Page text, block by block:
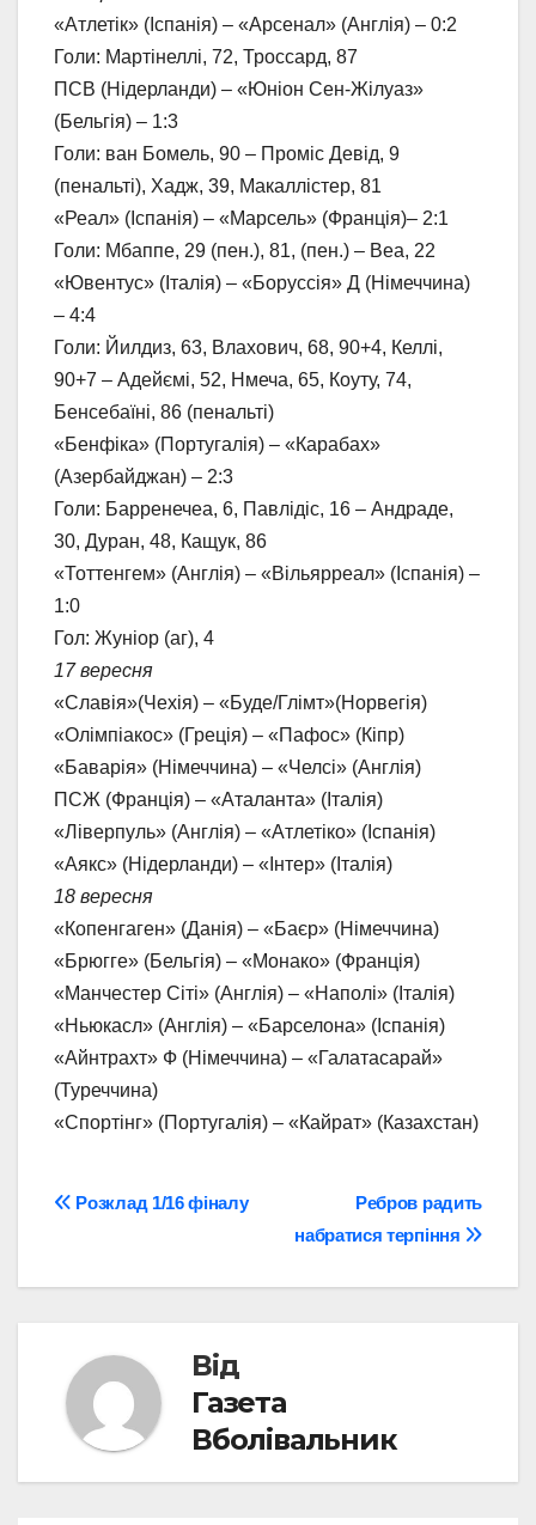
«Атлетік» (Іспанія) – «Арсенал» (Англія) – 0:2
Голи: Мартінеллі, 72, Троссард, 87
ПСВ (Нідерланди) – «Юніон Сен-Жілуаз»
(Бельгія) – 1:3
Голи: ван Бомель, 90 – Проміс Девід, 9
(пенальті), Хадж, 39, Макаллістер, 81
«Реал» (Іспанія) – «Марсель» (Франція)– 2:1
Голи: Мбаппе, 29 (пен.), 81, (пен.) – Веа, 22
«Ювентус» (Італія) – «Боруссія» Д (Німеччина)
– 4:4
Голи: Йилдиз, 63, Влахович, 68, 90+4, Келлі,
90+7 – Адейємі, 52, Нмеча, 65, Коуту, 74,
Бенсебаїні, 86 (пенальті)
«Бенфіка» (Португалія) – «Карабах»
(Азербайджан) – 2:3
Голи: Барренечеа, 6, Павлідіс, 16 – Андраде,
30, Дуран, 48, Кащук, 86
«Тоттенгем» (Англія) – «Вільярреал» (Іспанія) –
1:0
Гол: Жуніор (аг), 4
17 вересня
«Славія»(Чехія) – «Буде/Глімт»(Норвегія)
«Олімпіакос» (Греція) – «Пафос» (Кіпр)
«Баварія» (Німеччина) – «Челсі» (Англія)
ПСЖ (Франція) – «Аталанта» (Італія)
«Ліверпуль» (Англія) – «Атлетіко» (Іспанія)
«Аякс» (Нідерланди) – «Інтер» (Італія)
18 вересня
«Копенгаген» (Данія) – «Баєр» (Німеччина)
«Брюгге» (Бельгія) – «Монако» (Франція)
«Манчестер Сіті» (Англія) – «Наполі» (Італія)
«Ньюкасл» (Англія) – «Барселона» (Іспанія)
«Айнтрахт» Ф (Німеччина) – «Галатасарай»
(Туреччина)
«Спортінг» (Португалія) – «Кайрат» (Казахстан)
Навігація
Ребров радить
набратися терпіння
Розклад 1/16 фіналу
Від
Газета
Вболівальник